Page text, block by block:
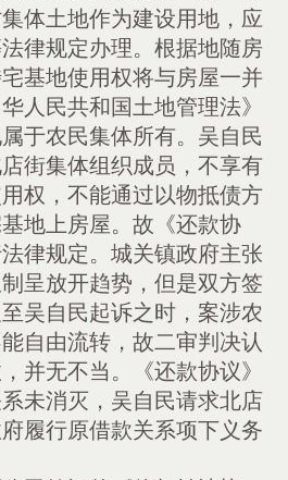
体土地作为建设用地，应
律规定办理。根据地随房
基地使用权将与房屋一并
人民共和国土地管理法》
于农民集体所有。吴自民
街集体组织成员，不享有
权，不能通过以物抵债方
地上房屋。故《还款协
律规定。城关镇政府主张
呈放开趋势，但是双方签
吴自民起诉之时，案涉农
自由流转，故二审判决认
并无不当。《还款协议》
未消灭，吴自民请求北店
履行原借款关系项下义务